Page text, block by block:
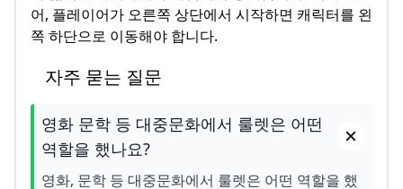
어, 플레이어가 오른쪽 상단에서 시작하면 캐릭터를 왼
쪽 하단으로 이동해야 합니다.
자주 묻는 질문
영화 문학 등 대중문화에서 룰렛은 어떤
역할을 했나요?
영화, 문학 등 대중문화에서 룰렛은 어떤 역할을 했